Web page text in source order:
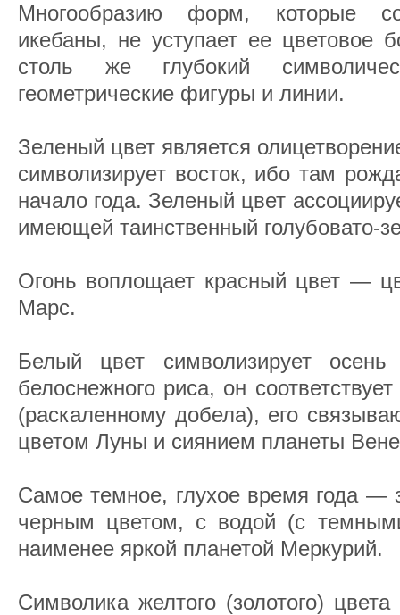
Многообразию форм, которые
икебаны, не уступает ее цветовое
столь же глубокий
геометрические фигуры и линии.
Зеленый цвет является
символизирует восток, ибо там
начало года. Зеленый цвет
имеющей таинственный голубовато-
Огонь воплощает красный цвет —
Марс.
Белый цвет символизирует
белоснежного риса, он
(раскаленному добела), его
цветом Луны и сиянием планеты
Самое темное, глухое время года —
черным цветом, с водой (с
наименее яркой планетой Меркурий.
Символика желтого (золотого)